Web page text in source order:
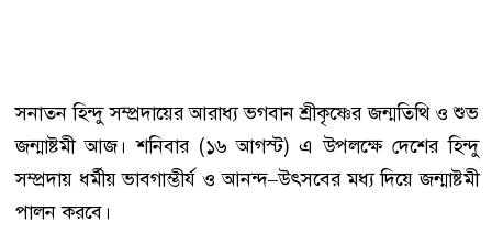
সনাতন হিন্দু সম্প্রদায়ের আরাধ্য ভগবান শ্রীকৃষ্ণের জন্মতিথি ও শুভ
জন্মাষ্টমী আজ। শনিবার (১৬ আগস্ট) এ উপলক্ষে দেশের হিন্দু
সম্প্রদায় ধর্মীয় ভাবগাম্ভীর্য ও আনন্দ–উৎসবের মধ্য দিয়ে জন্মাষ্টমী
পালন করবে।